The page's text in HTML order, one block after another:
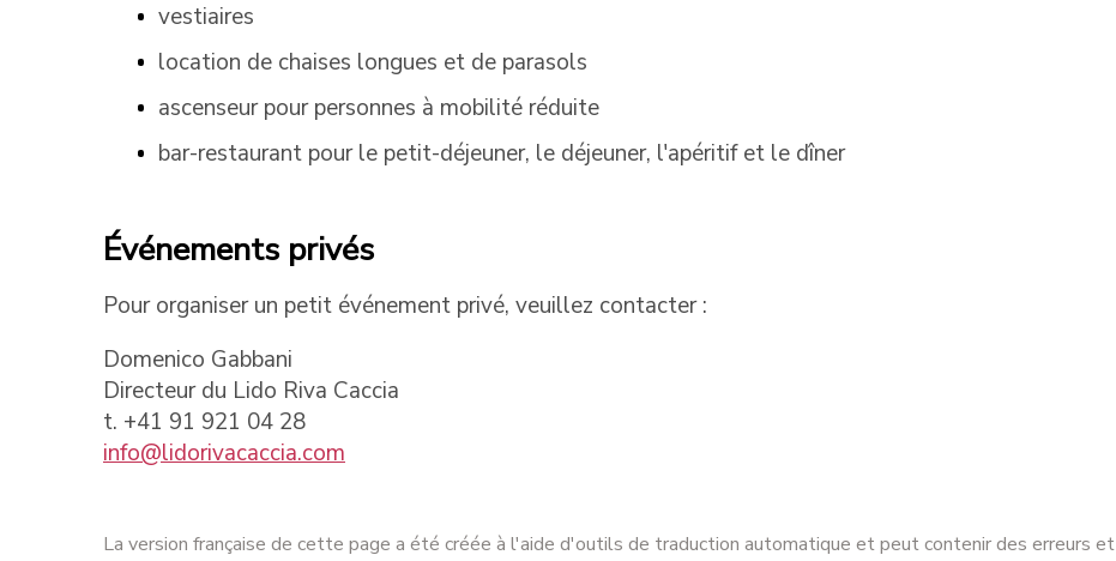
vestiaires
location de chaises longues et de parasols
ascenseur pour personnes à mobilité réduite
bar-restaurant pour le petit-déjeuner, le déjeuner, l'apéritif et le dîner
Événements privés
Pour organiser un petit événement privé, veuillez contacter :
Domenico Gabbani
Directeur du Lido Riva Caccia
t. +41 91 921 04 28
info@lidorivacaccia.com
La version française de cette page a été créée à l'aide d'outils de traduction automatique et peut contenir des erreurs et